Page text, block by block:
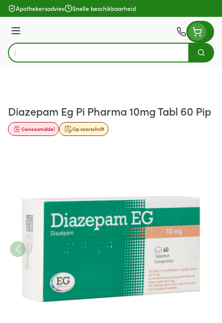
Ga naar de inhoud
Apothekersadvies Snelle beschikbaarheid
Menu
Product, merk, categorie...
Zoek
Diazepam Eg Pi Pharma 10mg Tabl 60 Pip
Op voorschrift
Geneesmiddel